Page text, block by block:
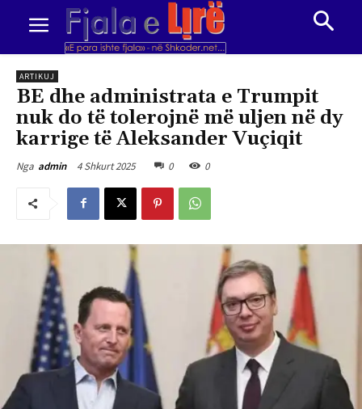
ARTIKUJ
BE dhe administrata e Trumpit
nuk do të tolerojnë më uljen në dy
karrige të Aleksander Vuçiqit
Nga admin 4 Shkurt 2025 0 0